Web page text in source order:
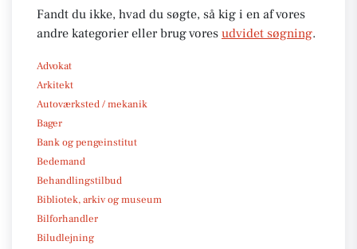
Fandt du ikke, hvad du søgte, så kig i en af vores
andre kategorier eller brug vores udvidet søgning.
Advokat
Arkitekt
Autoværksted / mekanik
Bager
Bank og pengeinstitut
Bedemand
Behandlingstilbud
Bibliotek, arkiv og museum
Bilforhandler
Biludlejning